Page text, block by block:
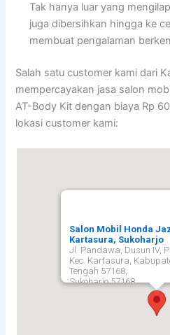
Tak hanya luar yang
juga dibersihkan hingga ke
membuat pengalaman
Salah satu customer kami dari
mempercayakan jasa salon
AT-Body Kit dengan biaya Rp
lokasi customer kami:
Salon Mobil Honda
Kartasura, Sukoharjo
Jl. Pandawa, Dusun IV,
Kec. Kartasura,
Tengah 57168,
Sukoharjo 57168